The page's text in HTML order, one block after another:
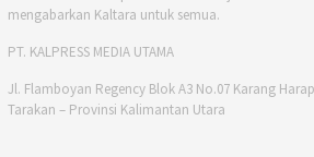
mengabarkan Kaltara untuk semua.
PT. KALPRESS MEDIA UTAMA
Jl. Flamboyan Regency Blok A3 No.07 Karang
Tarakan – Provinsi Kalimantan Utara